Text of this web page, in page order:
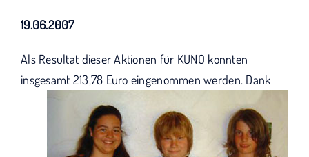
19.06.2007
Als Resultat dieser Aktionen für KUNO konnten
insgesamt 213,78 Euro eingenommen werden. Dank